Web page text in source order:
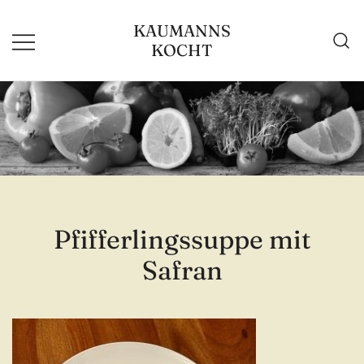
Inhalt
springen
KAUMANNS
KOCHT
Pfifferlingssuppe mit
Safran